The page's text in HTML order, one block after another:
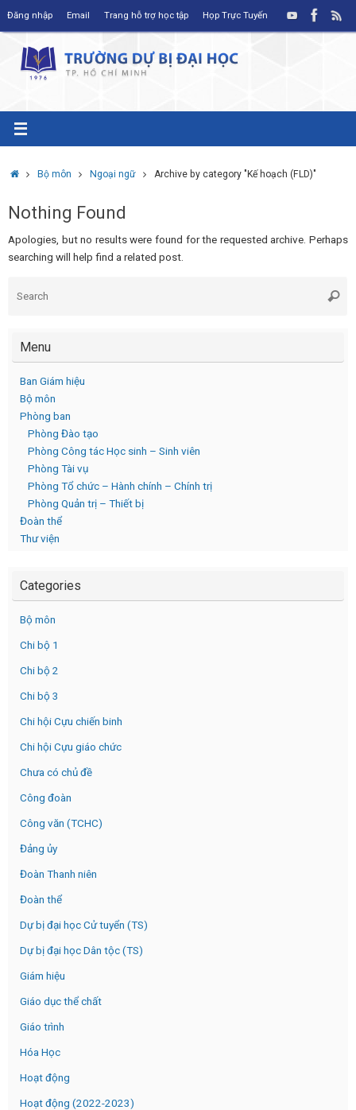
Đăng nhập Email Trang hỗ trợ học tập Họp Trực Tuyến
HomeBộ môn Ngoại ngữ Archive by category "Kế hoạch (FLD)"
Nothing Found
Apologies, but no results were found for the requested archive. Perhaps
searching will help find a related post.
Menu
Ban Giám hiệu
Bộ môn
Phòng ban
Phòng Đào tạo
Phòng Công tác Học sinh – Sinh viên
Phòng Tài vụ
Phòng Tổ chức – Hành chính – Chính trị
Phòng Quản trị – Thiết bị
Đoàn thể
Thư viện
Categories
Bộ môn
Chi bộ 1
Chi bộ 2
Chi bộ 3
Chi hội Cựu chiến binh
Chi hội Cựu giáo chức
Chưa có chủ đề
Công đoàn
Công văn (TCHC)
Đảng ủy
Đoàn Thanh niên
Đoàn thể
Dự bị đại học Cử tuyển (TS)
Dự bị đại học Dân tộc (TS)
Giám hiệu
Giáo dục thể chất
Giáo trình
Hóa Học
Hoạt động
Hoạt động (2022-2023)